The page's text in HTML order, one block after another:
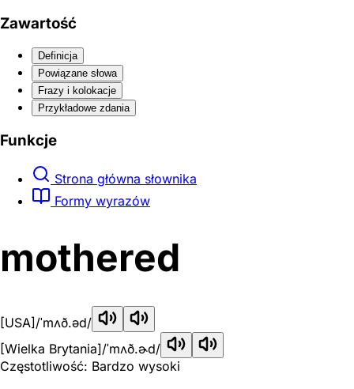
Zawartość
Definicja
Powiązane słowa
Frazy i kolokacje
Przykładowe zdania
Funkcje
Strona główna słownika
Formy wyrazów
mothered
[USA] /ˈmʌð.əd/
[Wielka Brytania]/ˈmʌð.ɚd/
Częstotliwość: Bardzo wysoki